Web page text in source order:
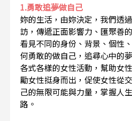
1.勇敢追夢做自己
妳的生活，由妳決定，我們透
訪，傳遞正面影響力、匯聚善
看見不同的身份、背景、個性
何勇敢的做自己，追尋心中的
各式各樣的女性活動，幫助女
勵女性挺身而出，促使女性從
己的無限可能與力量，掌握人
路。